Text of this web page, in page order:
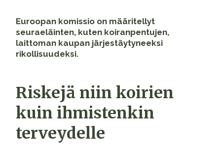
Euroopan komissio on määritellyt
seuraeläinten, kuten koiranpentujen,
laittoman kaupan järjestäytyneeksi
rikollisuudeksi.
Riskejä niin koirien
kuin ihmistenkin
terveydelle